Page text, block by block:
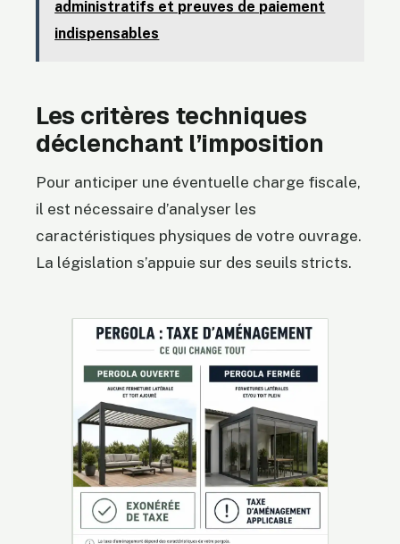
administratifs et preuves de paiement
indispensables
Les critères techniques
déclenchant l’imposition
Pour anticiper une éventuelle charge fiscale,
il est nécessaire d’analyser les
caractéristiques physiques de votre ouvrage.
La législation s’appuie sur des seuils stricts.